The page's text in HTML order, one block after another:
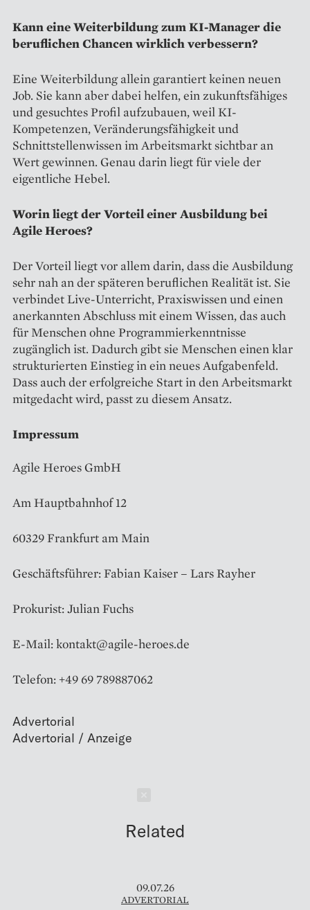
Kann eine Weiterbildung zum KI-Manager die
beruflichen Chancen wirklich verbessern?
Eine Weiterbildung allein garantiert keinen neuen
Job. Sie kann aber dabei helfen, ein zukunftsfähiges
und gesuchtes Profil aufzubauen, weil KI-
Kompetenzen, Veränderungsfähigkeit und
Schnittstellenwissen im Arbeitsmarkt sichtbar an
Wert gewinnen. Genau darin liegt für viele der
eigentliche Hebel.
Worin liegt der Vorteil einer Ausbildung bei
Agile Heroes?
Der Vorteil liegt vor allem darin, dass die Ausbildung
sehr nah an der späteren beruflichen Realität ist. Sie
verbindet Live-Unterricht, Praxiswissen und einen
anerkannten Abschluss mit einem Wissen, das auch
für Menschen ohne Programmierkenntnisse
zugänglich ist. Dadurch gibt sie Menschen einen klar
strukturierten Einstieg in ein neues Aufgabenfeld.
Dass auch der erfolgreiche Start in den Arbeitsmarkt
mitgedacht wird, passt zu diesem Ansatz.
Impressum
Agile Heroes GmbH
Am Hauptbahnhof 12
60329 Frankfurt am Main
Geschäftsführer: Fabian Kaiser – Lars Rayher
Prokurist: Julian Fuchs
E-Mail: kontakt@agile-heroes.de
Telefon: +49 69 789887062
Advertorial
Related
09.07.26
ADVERTORIAL